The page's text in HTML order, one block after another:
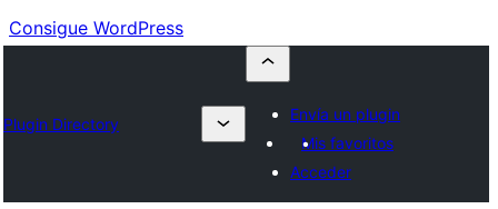
Consigue WordPress
Plugin Directory
Envía un plugin
Mis favoritos
Acceder